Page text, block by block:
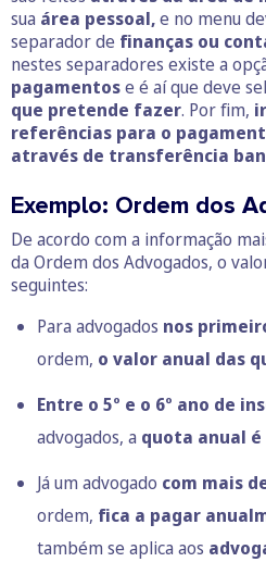
sua área pessoal,e no menu
separador de finanças ou
nestes separadores existe a
pagamentose é aí que deve
que pretende fazer. Por fim,
referências para o
através de transferência
Exemplo: Ordem dos
De acordo com a informação
da Ordem dos Advogados, o
seguintes:
Para advogados nos
ordem, o valor anual das
Entre o 5º e o 6º ano de
advogados, a quota anual é
Já um advogado com mais
ordem, fica a pagar
também se aplica aos